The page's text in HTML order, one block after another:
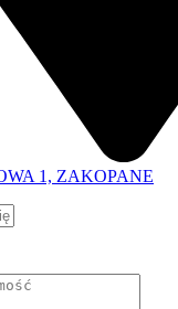
1, ZAKOPANE